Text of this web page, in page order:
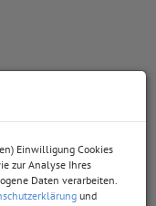
Einwilligung Cookies
zur Analyse Ihres
Daten verarbeiten.
und